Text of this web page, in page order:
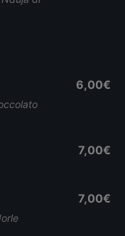
6,00€
7,00€
7,00€